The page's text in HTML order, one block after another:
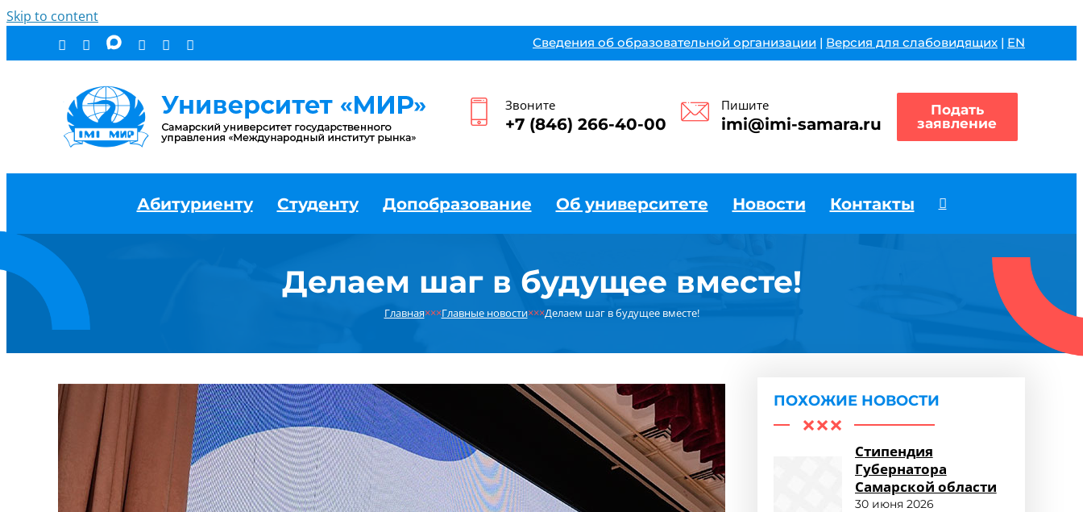
Skip to content
Сведения об образовательной организации | Версия для слабовидящих | EN
Звоните
+7 (846) 266-40-00
Пишите
imi@imi-samara.ru
Подать
заявление
Абитуриенту Студенту Допобразование Об университете Новости Контакты
Делаем шаг в будущее вместе!
Главная×××Главные новости×××Делаем шаг в будущее вместе!
ПОХОЖИЕ НОВОСТИ
Стипендия
Губернатора
Самарской области
30 июня 2026